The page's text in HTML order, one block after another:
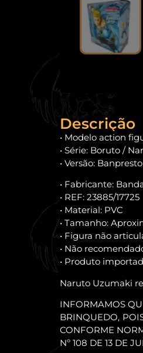
Descrição
• Modelo action
• Série: Boruto /
• Versão:
• Fabricante:
• REF: 23885/17725
• Material: PVC
• Tamanho:
• Figura não
• Não
• Produto
Naruto Uzumaki
INFORMAMOS
BRINQUEDO,
CONFORME
Nº 108 DE 13 DE